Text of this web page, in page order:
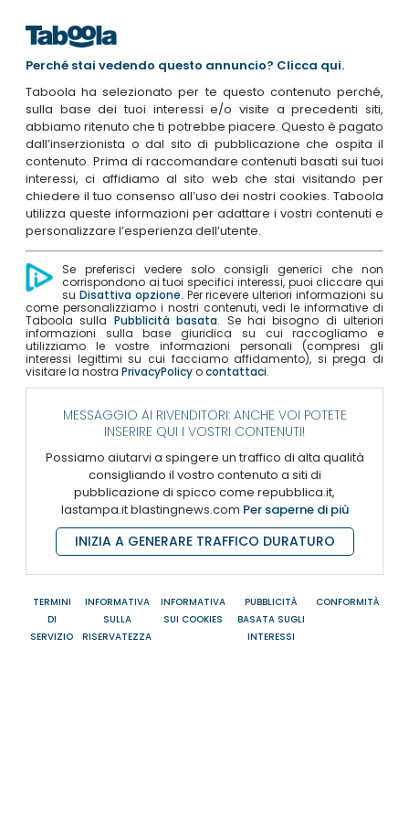
Perché stai vedendo questo annuncio? Clicca qui.
Taboola ha selezionato per te questo contenuto perché,
sulla base dei tuoi interessi e/o visite a precedenti siti,
abbiamo ritenuto che ti potrebbe piacere. Questo è pagato
dall’inserzionista o dal sito di pubblicazione che ospita il
contenuto. Prima di raccomandare contenuti basati sui tuoi
interessi, ci affidiamo al sito web che stai visitando per
chiedere il tuo consenso all’uso dei nostri cookies. Taboola
utilizza queste informazioni per adattare i vostri contenuti e
personalizzare l’esperienza dell’utente.
Se preferisci vedere solo consigli generici che non
corrispondono ai tuoi specifici interessi, puoi cliccare qui
su Disattiva opzione. Per ricevere ulteriori informazioni su
come personalizziamo i nostri contenuti, vedi le informative di
Taboola sulla Pubblicità basata. Se hai bisogno di ulteriori
informazioni sulla base giuridica su cui raccogliamo e
utilizziamo le vostre informazioni personali (compresi gli
interessi legittimi su cui facciamo affidamento), si prega di
visitare la nostra PrivacyPolicyocontattaci.
MESSAGGIO AI RIVENDITORI: ANCHE VOI POTETE
INSERIRE QUI I VOSTRI CONTENUTI!
Possiamo aiutarvi a spingere un traffico di alta qualità
consigliando il vostro contenuto a siti di
pubblicazione di spicco come repubblica.it,
lastampa.it blastingnews.com Per saperne di più
INIZIA A GENERARE TRAFFICO DURATURO
TERMINI
DI
SERVIZIO
INFORMATIVA
SULLA
RISERVATEZZA
INFORMATIVA
SUI COOKIES
PUBBLICITÀ
BASATA SUGLI
INTERESSI
CONFORMITÀ